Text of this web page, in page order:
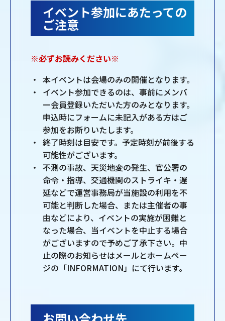
イベント参加にあたっての
ご注意
※必ずお読みください※
本イベントは会場のみの開催となります。
イベント参加できるのは、事前にメンバ
ー会員登録いただいた方のみとなります。
申込時にフォームに未記入がある方はご
参加をお断りいたします。
終了時刻は目安です。予定時刻が前後する
可能性がございます。
不測の事故、天災地変の発生、官公署の
命令・指導、交通機関のストライキ・遅
延などで運営事務局が当施設の利用を不
可能と判断した場合、または主催者の事
由などにより、イベントの実施が困難と
なった場合、当イベントを中止する場合
がございますので予めご了承下さい。中
止の際のお知らせはメールとホームペー
ジの「INFORMATION」にて行います。